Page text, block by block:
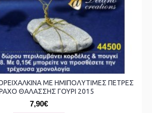
ΜΕ ΗΜΙΠΟΛΥΤΙΜΕΣ ΠΕΤΡΕΣ
ΘΑΛΑΣΣΗΣ ΓΟΥΡΙ 2015
7,90€